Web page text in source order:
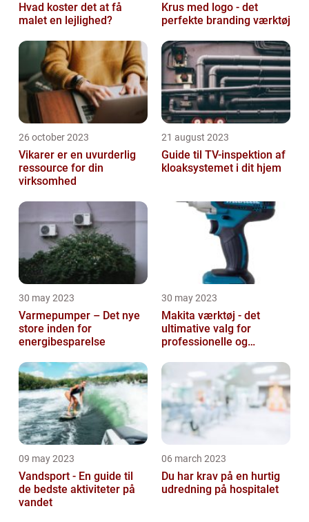
Hvad koster det at få
malet en lejlighed?
Krus med logo - det
perfekte branding værktøj
26 october 2023
Vikarer er en uvurderlig
ressource for din
virksomhed
21 august 2023
Guide til TV-inspektion af
kloaksystemet i dit hjem
30 may 2023
Varmepumper – Det nye
store inden for
energibesparelse
30 may 2023
Makita værktøj - det
ultimative valg for
professionelle og
selv'ere
09 may 2023
Vandsport - En guide til
de bedste aktiviteter på
vandet
06 march 2023
Du har krav på en hurtig
udredning på hospitalet